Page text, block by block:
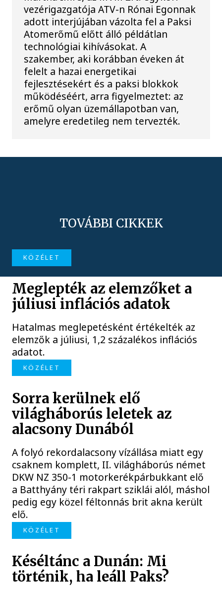
vezérigazgatója ATV-n Rónai Egonnak
adott interjújában vázolta fel a Paksi
Atomerőmű előtt álló példátlan
technológiai kihívásokat. A
szakember, aki korábban éveken át
felelt a hazai energetikai
fejlesztésekért és a paksi blokkok
működéséért, arra figyelmeztet: az
erőmű olyan üzemállapotban van,
amelyre eredetileg nem tervezték.
TOVÁBBI CIKKEK
KÖZÉLET
Meglepték az elemzőket a
júliusi inflációs adatok
Hatalmas meglepetésként értékelték az
elemzők a júliusi, 1,2 százalékos inflációs
adatot.
KÖZÉLET
Sorra kerülnek elő
világháborús leletek az
alacsony Dunából
A folyó rekordalacsony vízállása miatt egy
csaknem komplett, II. világháborús német
DKW NZ 350-1 motorkerékpárbukkant elő
a Batthyány téri rakpart sziklái alól, máshol
pedig egy közel féltonnás brit akna került
elő.
KÖZÉLET
Késéltánc a Dunán: Mi
történik, ha leáll Paks?